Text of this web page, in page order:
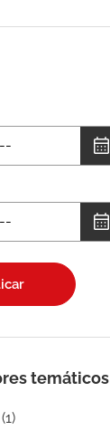
temáticos